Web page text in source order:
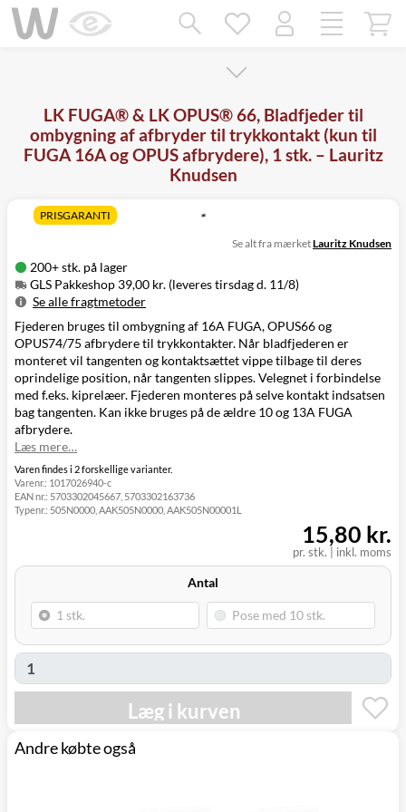
LK FUGA® & LK OPUS® 66, Bladfjeder til
ombygning af afbryder til trykkontakt (kun til
FUGA 16A og OPUS afbrydere), 1 stk. – Lauritz
Knudsen
PRISGARANTI
200+ stk. på lager
GLS Pakkeshop 39,00 kr. (leveres tirsdag d. 11/8)
Se alle fragtmetoder
Metode
Pris
Leveres
GLS Pakkeshop
39,00 kr.
Tirsdag d. 11/8
GLS
Hjemmelevering
49,00 kr.
Tirsdag d. 11/8
GLS Erhverv
49,00 kr.
Tirsdag d. 11/8
Click&Collect i
Svenstrup
(9230)
Se alt fra mærketLauritz Knudsen
Fjederen bruges til ombygning af 16A FUGA, OPUS66 og
OPUS74/75 afbrydere til trykkontakter. Når bladfjederen er
monteret vil tangenten og kontaktsættet vippe tilbage til deres
oprindelige position, når tangenten slippes. Velegnet i forbindelse
med f.eks. kiprelæer. Fjederen monteres på selve kontakt indsatsen
bag tangenten. Kan ikke bruges på de ældre 10 og 13A FUGA
afbrydere.
Læs mere…
Varen findes i 2 forskellige varianter.
Varenr.: 1017026940-c
EAN nr.: 5703302045667, 5703302163736
Typenr.: 505N0000, AAK505N0000, AAK505N00001L
pr. stk. inkl. moms
15,80 kr.
Antal
Læg i kurven
Andre købte også
Mangler chatten?
Ret samtykke!